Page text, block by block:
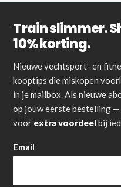
Train slimmer.
10% korting.
Nieuwe vechtsport- en
kooptips die miskopen
in je mailbox. Als nieuwe
op jouw eerste bestelling
voor extra voordeelbij
Email